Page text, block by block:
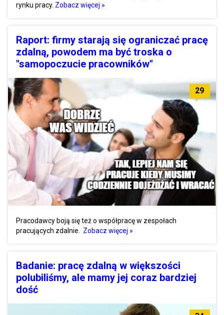
rynku pracy. Zobacz więcej »
Raport: firmy starają się ograniczać pracę
zdalną, powodem ma być troska o
"samopoczucie pracowników"
29
Pracodawcy boją się też o współpracę w zespołach
pracujących zdalnie. Zobacz więcej »
Badanie: pracę zdalną w większości
polubiliśmy, ale mamy jej coraz bardziej
dość